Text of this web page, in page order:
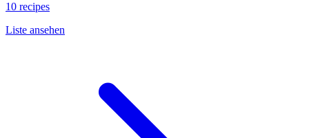
10 recipes
Liste ansehen